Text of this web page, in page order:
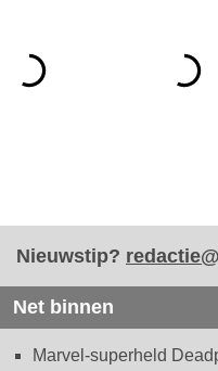
Nieuwstip?
Net binnen
Marvel-superheld